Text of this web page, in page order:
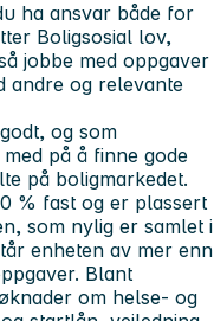
ha ansvar både for
Boligsosial lov,
jobbe med oppgaver
andre og relevante
og som
på å finne gode
på boligmarkedet.
% fast og er plassert
som nylig er samlet i
enheten av mer enn
Blant
om helse- og